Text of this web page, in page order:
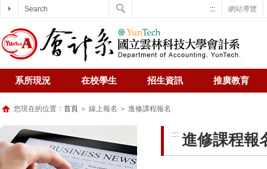
網站導覽
:::
系所現況 在校學生 招生資訊 推廣教育
您現在的位置： 首頁 ＞ 線上報名 ＞ 進修課程報名
::: 進修課程報
Search